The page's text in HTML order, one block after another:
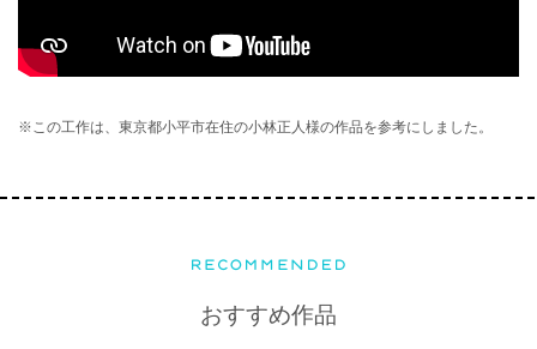
※この工作は、東京都小平市在住の小林正人様の作品を参考にしました。
おすすめ作品